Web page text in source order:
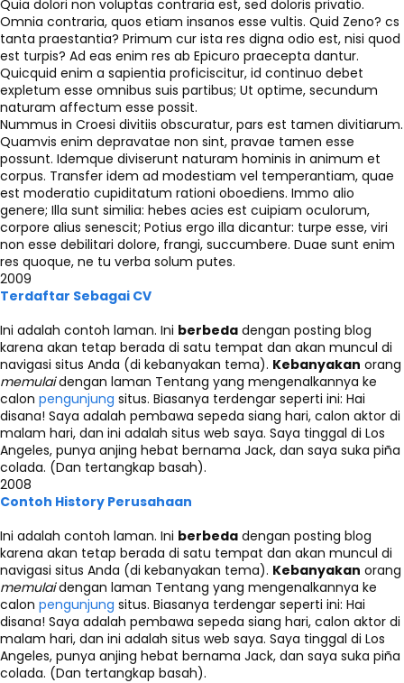
Quia dolori non voluptas contraria est, sed doloris privatio.
Omnia contraria, quos etiam insanos esse vultis. Quid Zeno? cs
tanta praestantia? Primum cur ista res digna odio est, nisi quod
est turpis? Ad eas enim res ab Epicuro praecepta dantur.
Quicquid enim a sapientia proficiscitur, id continuo debet
expletum esse omnibus suis partibus; Ut optime, secundum
naturam affectum esse possit.
Nummus in Croesi divitiis obscuratur, pars est tamen divitiarum.
Quamvis enim depravatae non sint, pravae tamen esse
possunt. Idemque diviserunt naturam hominis in animum et
corpus. Transfer idem ad modestiam vel temperantiam, quae
est moderatio cupiditatum rationi oboediens. Immo alio
genere; Illa sunt similia: hebes acies est cuipiam oculorum,
corpore alius senescit; Potius ergo illa dicantur: turpe esse, viri
non esse debilitari dolore, frangi, succumbere. Duae sunt enim
res quoque, ne tu verba solum putes.
2009
Terdaftar Sebagai CV
Ini adalah contoh laman. Ini berbeda dengan posting blog
karena akan tetap berada di satu tempat dan akan muncul di
navigasi situs Anda (di kebanyakan tema). Kebanyakan orang
memulaidengan laman Tentang yang mengenalkannya ke
calon pengunjung situs. Biasanya terdengar seperti ini: Hai
disana! Saya adalah pembawa sepeda siang hari, calon aktor di
malam hari, dan ini adalah situs web saya. Saya tinggal di Los
Angeles, punya anjing hebat bernama Jack, dan saya suka piña
colada. (Dan tertangkap basah).
2008
Contoh History Perusahaan
Ini adalah contoh laman. Ini berbeda dengan posting blog
karena akan tetap berada di satu tempat dan akan muncul di
navigasi situs Anda (di kebanyakan tema). Kebanyakan orang
memulaidengan laman Tentang yang mengenalkannya ke
calon pengunjung situs. Biasanya terdengar seperti ini: Hai
disana! Saya adalah pembawa sepeda siang hari, calon aktor di
malam hari, dan ini adalah situs web saya. Saya tinggal di Los
Angeles, punya anjing hebat bernama Jack, dan saya suka piña
colada. (Dan tertangkap basah).